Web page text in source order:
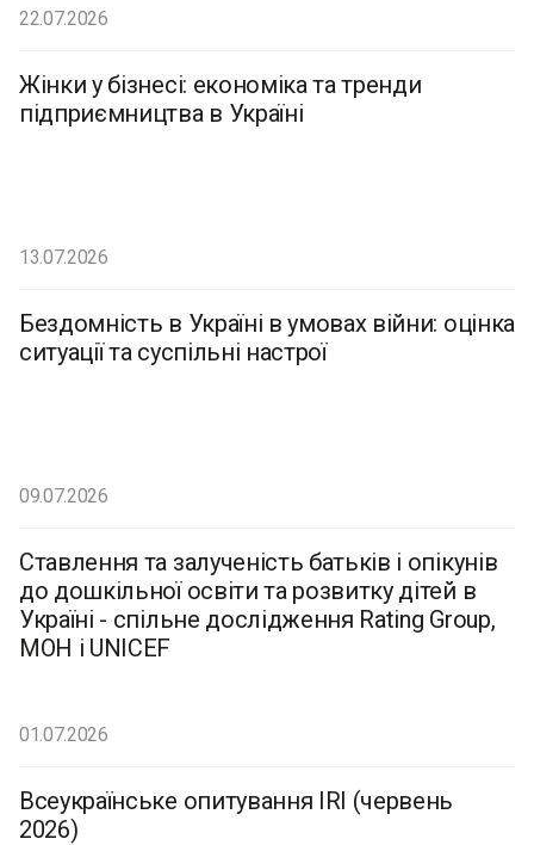
22.07.2026
Жінки у бізнесі: економіка та тренди
підприємництва в Україні
13.07.2026
Бездомність в Україні в умовах війни: оцінка
ситуації та суспільні настрої
09.07.2026
Ставлення та залученість батьків і опікунів
до дошкільної освіти та розвитку дітей в
Україні - спільне дослідження Rating Group,
МОН і UNICEF
01.07.2026
Всеукраїнське опитування IRI (червень
2026)